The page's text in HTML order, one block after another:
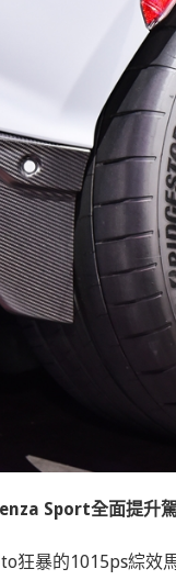
Sport全面提升
狂暴的1015ps綜效